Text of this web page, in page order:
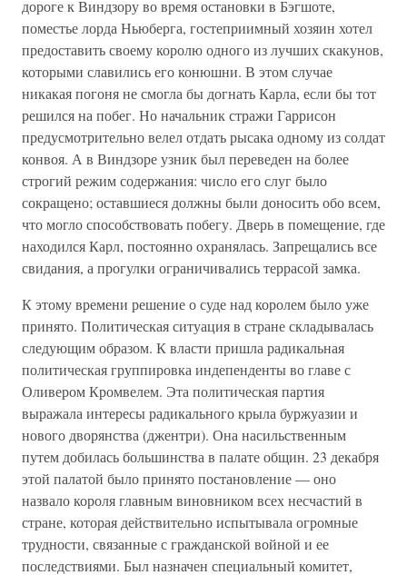
дороге к Виндзору во время остановки в Бэгшоте,
поместье лорда Ньюберга, гостеприимный хозяин хотел
предоставить своему королю одного из лучших скакунов,
которыми славились его конюшни. В этом случае
никакая погоня не смогла бы догнать Карла, если бы тот
решился на побег. Но начальник стражи Гаррисон
предусмотрительно велел отдать рысака одному из солдат
конвоя. А в Виндзоре узник был переведен на более
строгий режим содержания: число его слуг было
сокращено; оставшиеся должны были доносить обо всем,
что могло способствовать побегу. Дверь в помещение, где
находился Карл, постоянно охранялась. Запрещались все
свидания, а прогулки ограничивались террасой замка.
К этому времени решение о суде над королем было уже
принято. Политическая ситуация в стране складывалась
следующим образом. К власти пришла радикальная
политическая группировка индепенденты во главе с
Оливером Кромвелем. Эта политическая партия
выражала интересы радикального крыла буржуазии и
нового дворянства (джентри). Она насильственным
путем добилась большинства в палате общин. 23 декабря
этой палатой было принято постановление — оно
назвало короля главным виновником всех несчастий в
стране, которая действительно испытывала огромные
трудности, связанные с гражданской войной и ее
последствиями. Был назначен специальный комитет,